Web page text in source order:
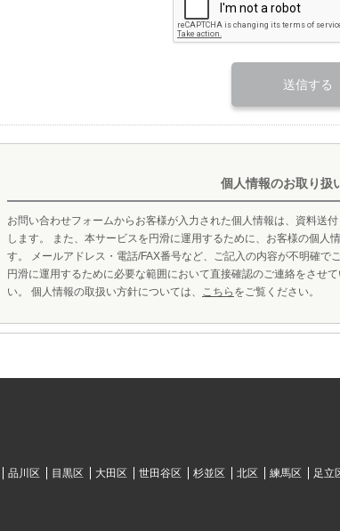
個人情報のお取り扱
お問い合わせフォームからお客様が入力された個人情報は、資料送
します。 また、本サービスを円滑に運用するために、お客様の個人
す。 メールアドレス・電話/FAX番号など、ご記入の内容が不明確で
円滑に運用するために必要な範囲において直接確認のご連絡をさせ
い。 個人情報の取扱い方針については、 こちら をご覧ください。
品川区 目黒区 大田区 世田谷区 杉並区 北区 練馬区 足立